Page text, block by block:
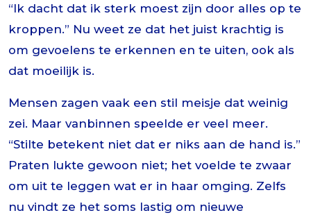
“Ik dacht dat ik sterk moest zijn door alles op te
kroppen.” Nu weet ze dat het juist krachtig is
om gevoelens te erkennen en te uiten, ook als
dat moeilijk is.
Mensen zagen vaak een stil meisje dat weinig
zei. Maar vanbinnen speelde er veel meer.
“Stilte betekent niet dat er niks aan de hand is.”
Praten lukte gewoon niet; het voelde te zwaar
om uit te leggen wat er in haar omging. Zelfs
nu vindt ze het soms lastig om nieuwe